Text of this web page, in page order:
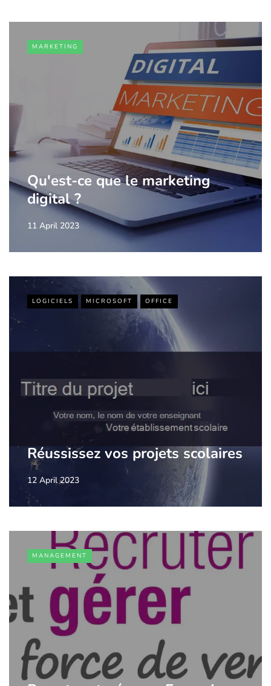
MARKETING
Qu'est-ce que le marketing
digital ?
11 April 2023
LOGICIELS MICROSOFT OFFICE
Réussissez vos projets scolaires
12 April 2023
MANAGEMENT